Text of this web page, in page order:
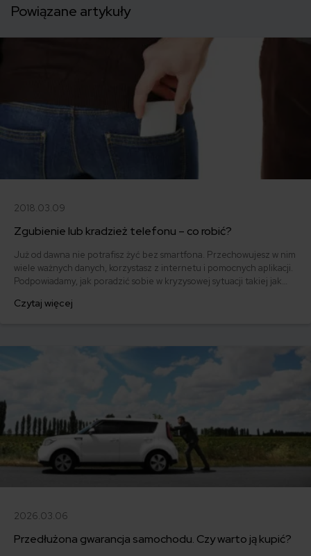
Powiązane artykuły
2018.03.09
Zgubienie lub kradzież telefonu – co robić?
Już od dawna nie potrafisz żyć bez smartfona. Przechowujesz w nim
wiele ważnych danych, korzystasz z internetu i pomocnych aplikacji.
Podpowiadamy, jak poradzić sobie w kryzysowej sytuacji takiej jak
od tego typu zdarzeń?
Czytaj więcej
2026.03.06
Przedłużona gwarancja samochodu. Czy warto ją kupić?